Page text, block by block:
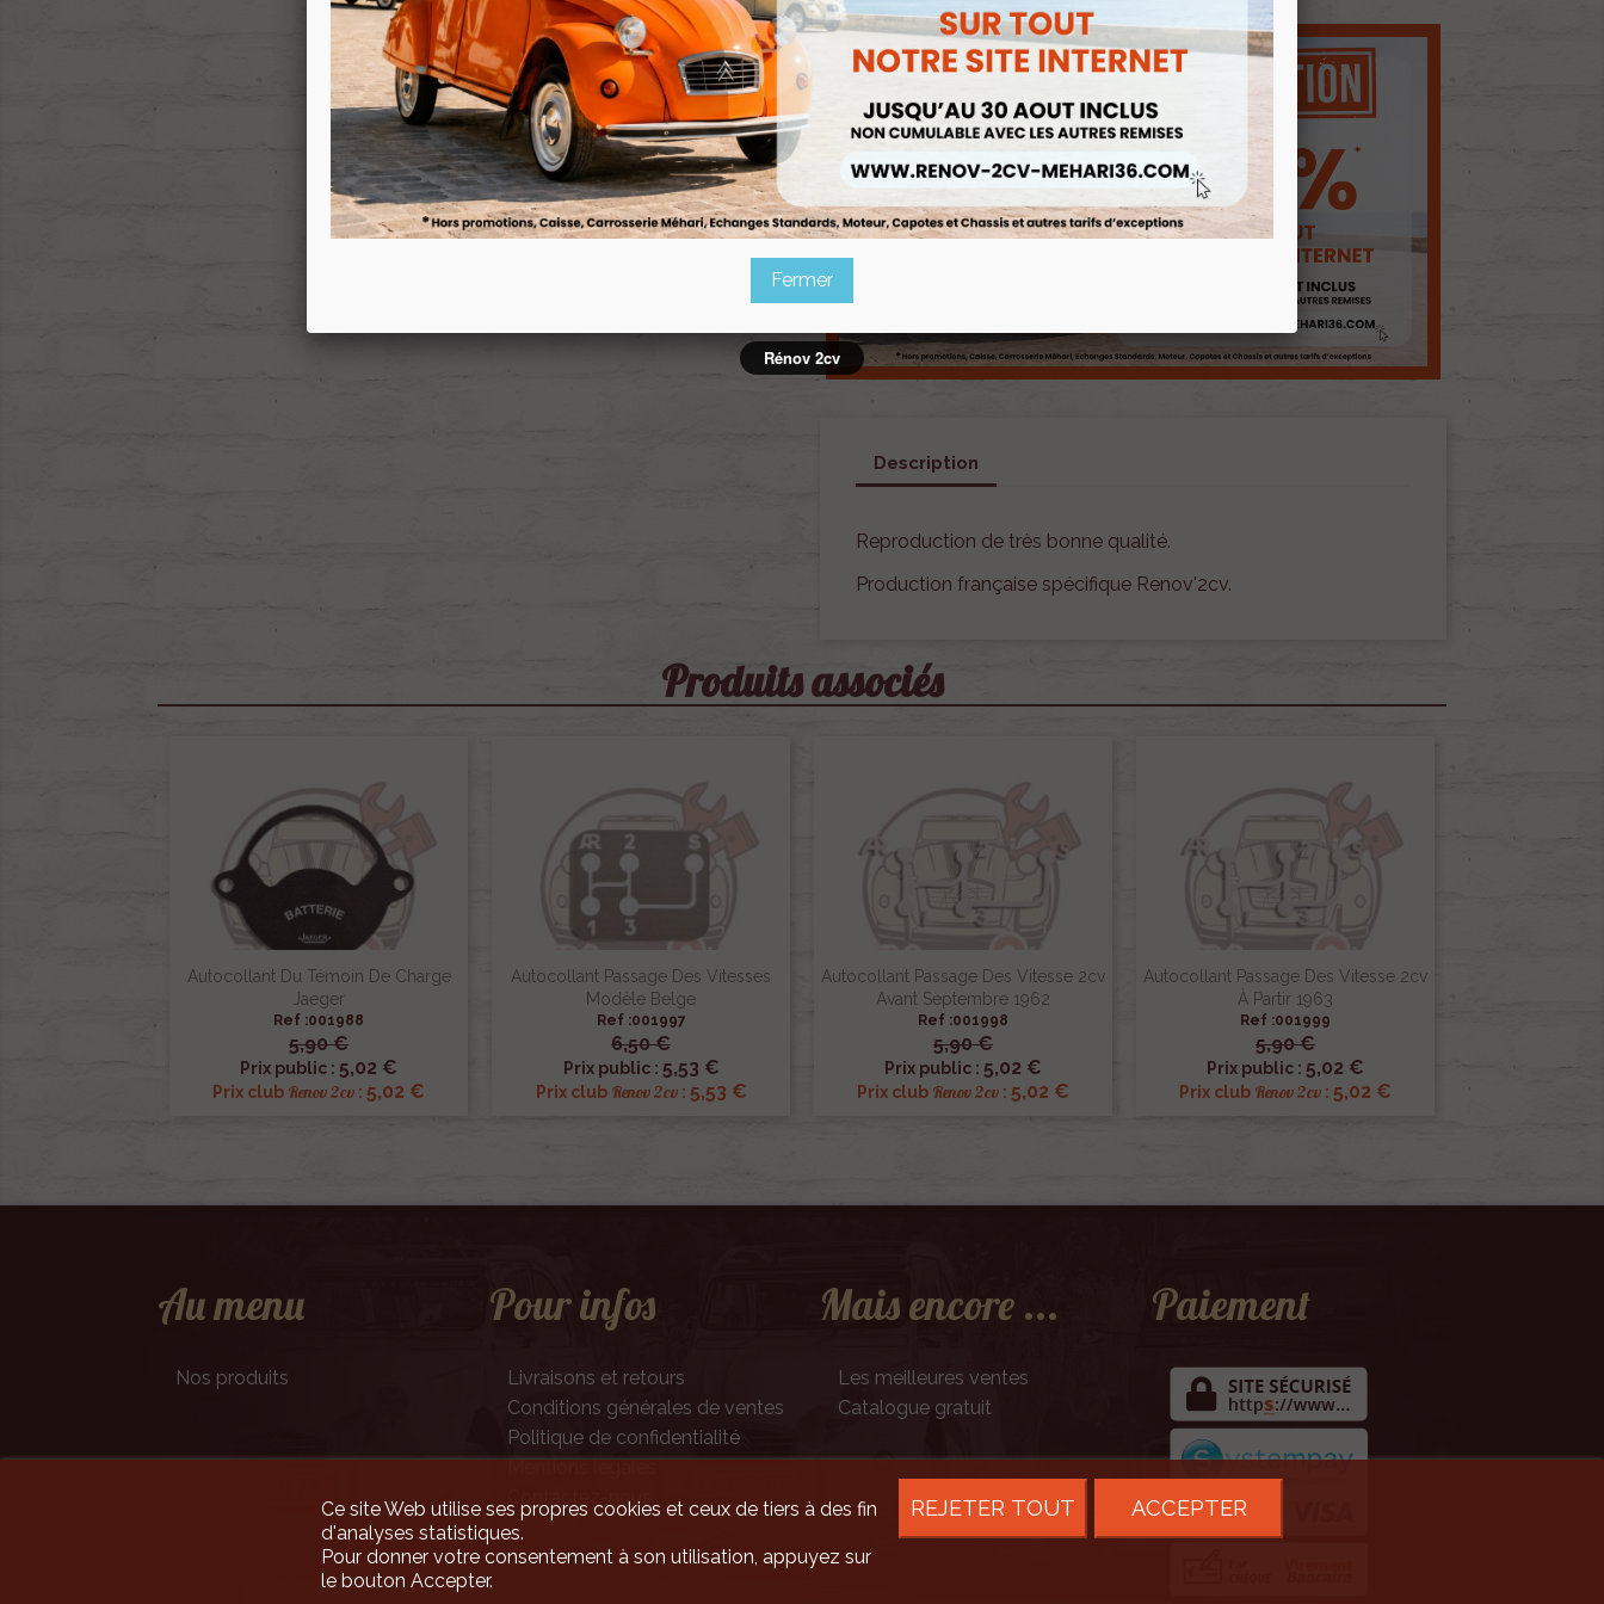
Description
Reproduction de très bonne qualité.
Production française spécifique Renov'2cv.
Produits associés
Autocollant Du Témoin De Charge
Jaeger
Ref :001988
5,90 €
Prix public : 5,02 €
Prix club Renov 2cv : 5,02 €
 Aperçu rapide
Autocollant Passage Des Vitesses
Modèle Belge
Ref :001997
6,50 €
Prix public : 5,53 €
Prix club Renov 2cv: 5,53 €
 Aperçu rapide
Autocollant Passage Des Vitesse 2cv
Avant Septembre 1962
Ref :001998
5,90 €
Prix public : 5,02 €
Prix club Renov 2cv : 5,02 €
 Aperçu rapide
Autocollant Passage Des Vitesse 2cv
À Partir 1963
Ref :001999
5,90 €
Prix public : 5,02 €
Prix club Renov 2cv : 5,02 €
 Aperçu rapide
Au menu
Nos produits
Pour infos
Livraisons et retours
Conditions générales de ventes
Politique de confidentialité
Contactez-nous
Mais encore ...
Les meilleures ventes
Catalogue gratuit
Paiement
Ce site Web utilise ses propres cookies et ceux de tiers à des fin
d'analyses statistiques.
Pour donner votre consentement à son utilisation, appuyez sur
le bouton Accepter.
REJETER TOUT ACCEPTER
Fermer
Rénov 2cv